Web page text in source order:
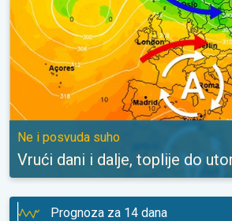
Ne i posvuda suho
Vrući dani i dalje, toplije do
Prognoza za 14 dana